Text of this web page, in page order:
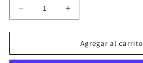
Reducir
cantidad
para
única
Aumentar
cantidad
para
única
Agregar al carrito